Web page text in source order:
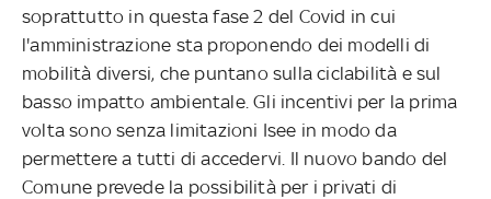
soprattutto in questa fase 2 del Covid in cui
l'amministrazione sta proponendo dei modelli di
mobilità diversi, che puntano sulla ciclabilità e sul
basso impatto ambientale. Gli incentivi per la prima
volta sono senza limitazioni Isee in modo da
permettere a tutti di accedervi. Il nuovo bando del
Comune prevede la possibilità per i privati di